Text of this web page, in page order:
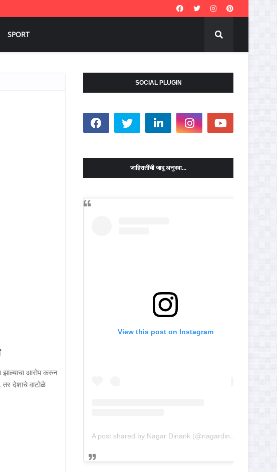
SPORT
झाल्याचा आरोप करुन
तर देशाचे वाटोळे
SOCIAL PLUGIN
जाहिरातींची जादू अनुभवा...
View this post on Instagram
A post shared by Nagar Dinank (@nagardinank)